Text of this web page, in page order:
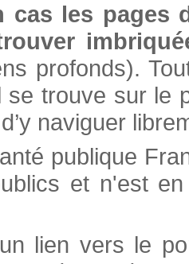
cas les pages
profonds).
se trouve sur
naviguer
publique
et n'est
lien vers le